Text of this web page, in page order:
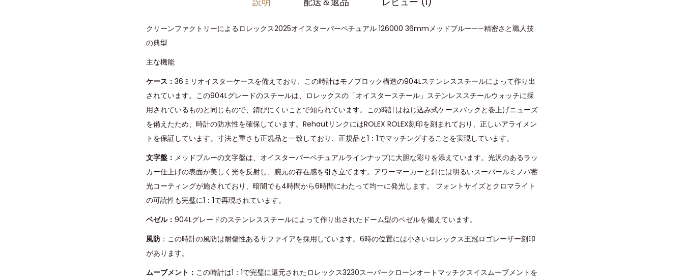
クリーンファクトリーによるロレックス2025オイスターパーペチュアル 126000 36mmメッドブルー——精密さと職人技
の典型
主な機能
ケース： 36ミリオイスターケースを備えており、この時計はモノブロック構造の904Lステンレススチールによって作り出
されています。この904Lグレードのスチールは、ロレックスの「オイスタースチール」ステンレススチールウォッチに採
用されているものと同じもので、錆びにくいことで知られています。この時計はねじ込み式ケースバックと巻上げニューズ
を備えたため、時計の防水性を確保しています。RehautリンクにはROLEX ROLEX刻印を刻まれており、正しいアライメン
トを保証しています。寸法と重さも正規品と一致しており、正規品と1：1でマッチングすることを実現しています。
文字盤： メッドブルーの文字盤は、オイスターパーペチュアルラインナップに大胆な彩りを添えています。光沢のあるラッ
カー仕上げの表面が美しく光を反射し、腕元の存在感を引き立てます。アワーマーカーと針には明るいスーパールミノバ蓄
光コーティングが施されており、暗闇でも4時間から6時間にわたって均一に発光します。 フォントサイズとクロマライト
の可読性も完璧に1：1で再現されています。
ベゼル： 904Lグレードのステンレススチールによって作り出されたドーム型のベゼルを備えています。
風防 ：この時計の風防は耐傷性あるサファイアを採用しています。6時の位置には小さいロレックス王冠ロゴレーザー刻印
があります。
ムーブメント： この時計は1：1で完璧に還元されたロレックス3230スーパークローンオートマッチクスイスムーブメントを